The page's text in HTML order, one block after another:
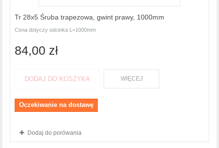
Tr 28x5 Śruba trapezowa, gwint prawy, 1000mm
Cena dotyczy odcinka L=1000mm
84,00 zł
DODAJ DO KOSZYKA WIĘCEJ
Oczekiwanie na dostawę
Dodaj do porówania